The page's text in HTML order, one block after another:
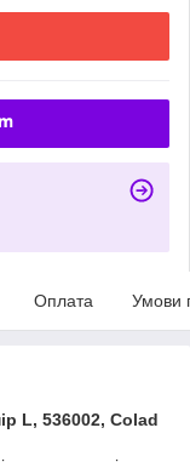
Оплата Умови
L, 536002, Colad